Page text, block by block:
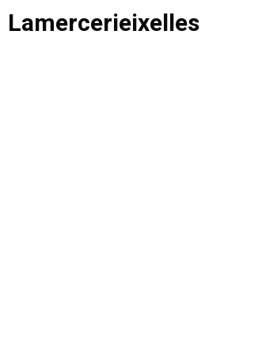
Saltar
alLamercerieixelles